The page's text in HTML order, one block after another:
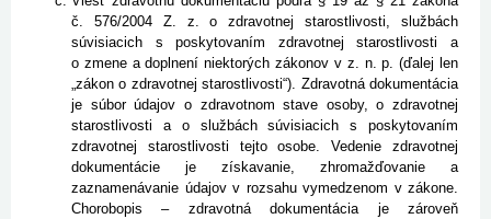
č. 576/2004 Z. z. o zdravotnej starostlivosti, službách
súvisiacich s poskytovaním zdravotnej starostlivosti a
o zmene a doplnení niektorých zákonov v z. n. p. (ďalej len
„zákon o zdravotnej starostlivosti“). Zdravotná dokumentácia
je súbor údajov o zdravotnom stave osoby, o zdravotnej
starostlivosti a o službách súvisiacich s poskytovaním
zdravotnej starostlivosti tejto osobe. Vedenie zdravotnej
dokumentácie je získavanie, zhromažďovanie a
zaznamenávanie údajov v rozsahu vymedzenom v zákone.
Chorobopis – zdravotná dokumentácia je zároveň